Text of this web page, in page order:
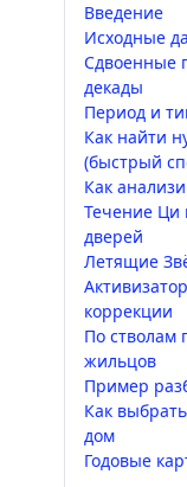
Введение
Исходные
Сдвоенные
декады
Период и
Как найти
(быстрый
Как
Течение Ци
дверей
Летящие
коррекции
По стволам
жильцов
Пример
Как
дом
Годовые